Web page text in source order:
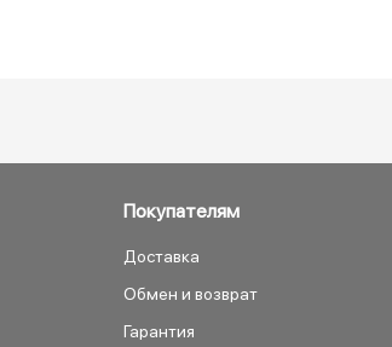
Покупателям
Доставка
Обмен и возврат
Гарантия